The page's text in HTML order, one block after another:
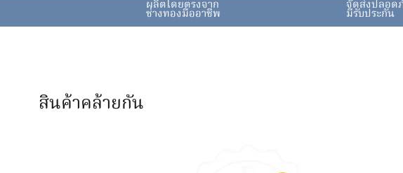
ผลิตโดยตรงจาก
ช่างทองมืออาชีพ
จัดส่งปลอด
มีรับประกัน
สินค้าคล้ายกัน